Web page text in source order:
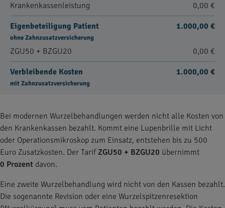
Krankenkassenleistung
0,00 €
Eigenbeteiligung Patient
ohne Zahnzusatzversicherung
1.000,00 €
ZGU50 + BZGU20 0,00 €
Verbleibende Kosten
mit Zahnzusatzversicherung
1.000,00 €
Bei modernen Wurzelbehandlungen werden nicht alle Kosten von
den Krankenkassen bezahlt. Kommt eine Lupenbrille mit Licht
oder Operationsmikroskop zum Einsatz, entstehen bis zu 500
Euro Zusatzkosten. Der TarifZGU50 + BZGU20 übernimmt
0 Prozent davon.
Eine zweite Wurzelbehandlung wird nicht von den Kassen bezahlt.
Die sogenannte Revision oder eine Wurzelspitzenresektion